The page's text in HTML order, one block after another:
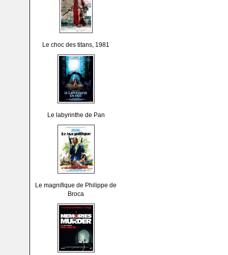
Le choc des titans, 1981
Le labyrinthe de Pan
Le magnifique de Philippe de
Broca